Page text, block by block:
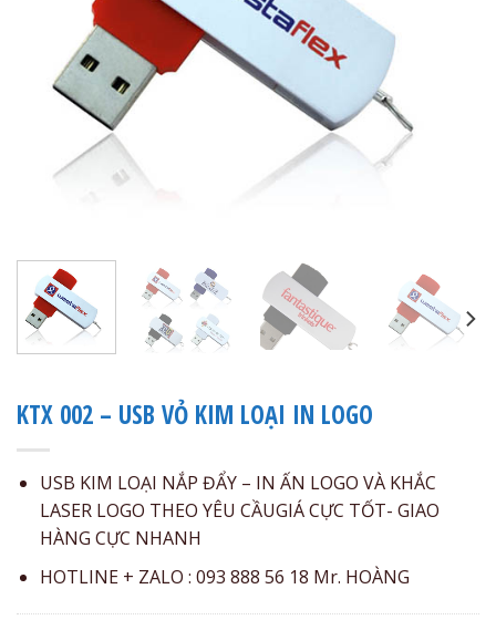
KTX 002 – USB VỎ KIM LOẠI IN LOGO
USB KIM LOẠI NẮP ĐẨY – IN ẤN LOGO VÀ KHẮC
LASER LOGO THEO YÊU CẦUGIÁ CỰC TỐT- GIAO
HÀNG CỰC NHANH
HOTLINE + ZALO : 093 888 56 18 Mr. HOÀNG